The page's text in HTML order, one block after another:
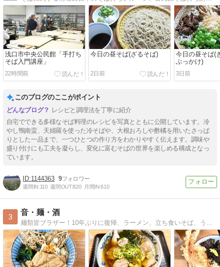
浅口市中央公民館「手打ち
そば入門講座」
22時間前
今日の昼そば(ざるそば)
2日前
今日の昼そば(
ぶっかけ)
3日前
このブログのここがポイント
レシピと調理法を丁寧に紹介
自宅でできる多様なそば料理のレシピを写真とともに公開しています。冷
やし鴨南蛮、天婦羅を使った冷そばや、大根おろしや酢橘を用いたさっぱ
りとした一品まで、一つひとつの作り方をわかりやすく伝えます。調味や
盛り付けにも工夫を凝らし、変化に富むそばの世界を楽しめる構成となっ
ています。
1144363 9
週間IN:110 週間OUT:820 月間IN:610
3
音・麺・酒
麺類皆ブラザー！10年ぶりに復帰、ラーメン、立ち食いそば、うどん！蕎麦！ポッドキャストやってます